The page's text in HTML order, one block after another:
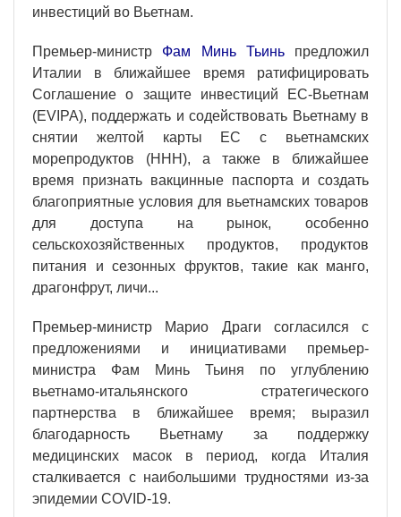
инвестиций во Вьетнам.
Премьер-министр Фам Минь Тьиньпредложил
Италии в ближайшее время ратифицировать
Соглашение о защите инвестиций ЕС-Вьетнам
(EVIPA), поддержать и содействовать Вьетнаму в
снятии желтой карты ЕС с вьетнамских
морепродуктов (ННН), а также в ближайшее
время признать вакцинные паспорта и создать
благоприятные условия для вьетнамских товаров
для доступа на рынок, особенно
сельскохозяйственных продуктов, продуктов
питания и сезонных фруктов, такие как манго,
драгонфрут, личи...
Премьер-министр Марио Драги согласился с
предложениями и инициативами премьер-
министра Фам Минь Тьиня по углублению
вьетнамо-итальянского стратегического
партнерства в ближайшее время; выразил
благодарность Вьетнаму за поддержку
медицинских масок в период, когда Италия
сталкивается с наибольшими трудностями из-за
эпидемии COVID-19.